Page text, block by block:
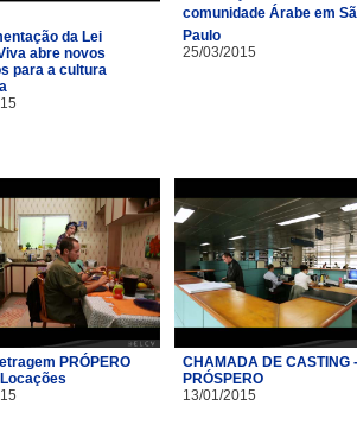
da Lei
abre novos
para a cultura
comunidade Árabe em
Paulo
25/03/2015
PRÓPERO
CHAMADA DE CASTING -
PRÓSPERO
13/01/2015